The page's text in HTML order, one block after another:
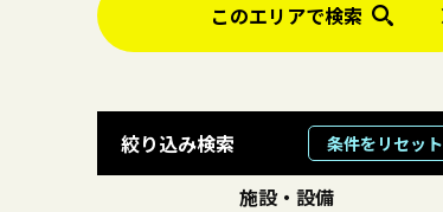
このエリアで検索
絞り込み検索 条件をリセット
施設・設備